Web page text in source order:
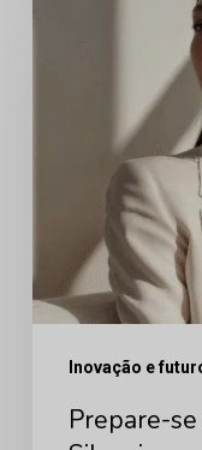
se
Silencioso
com
a
Arbrea
Labs
Inovação e
Prepare-